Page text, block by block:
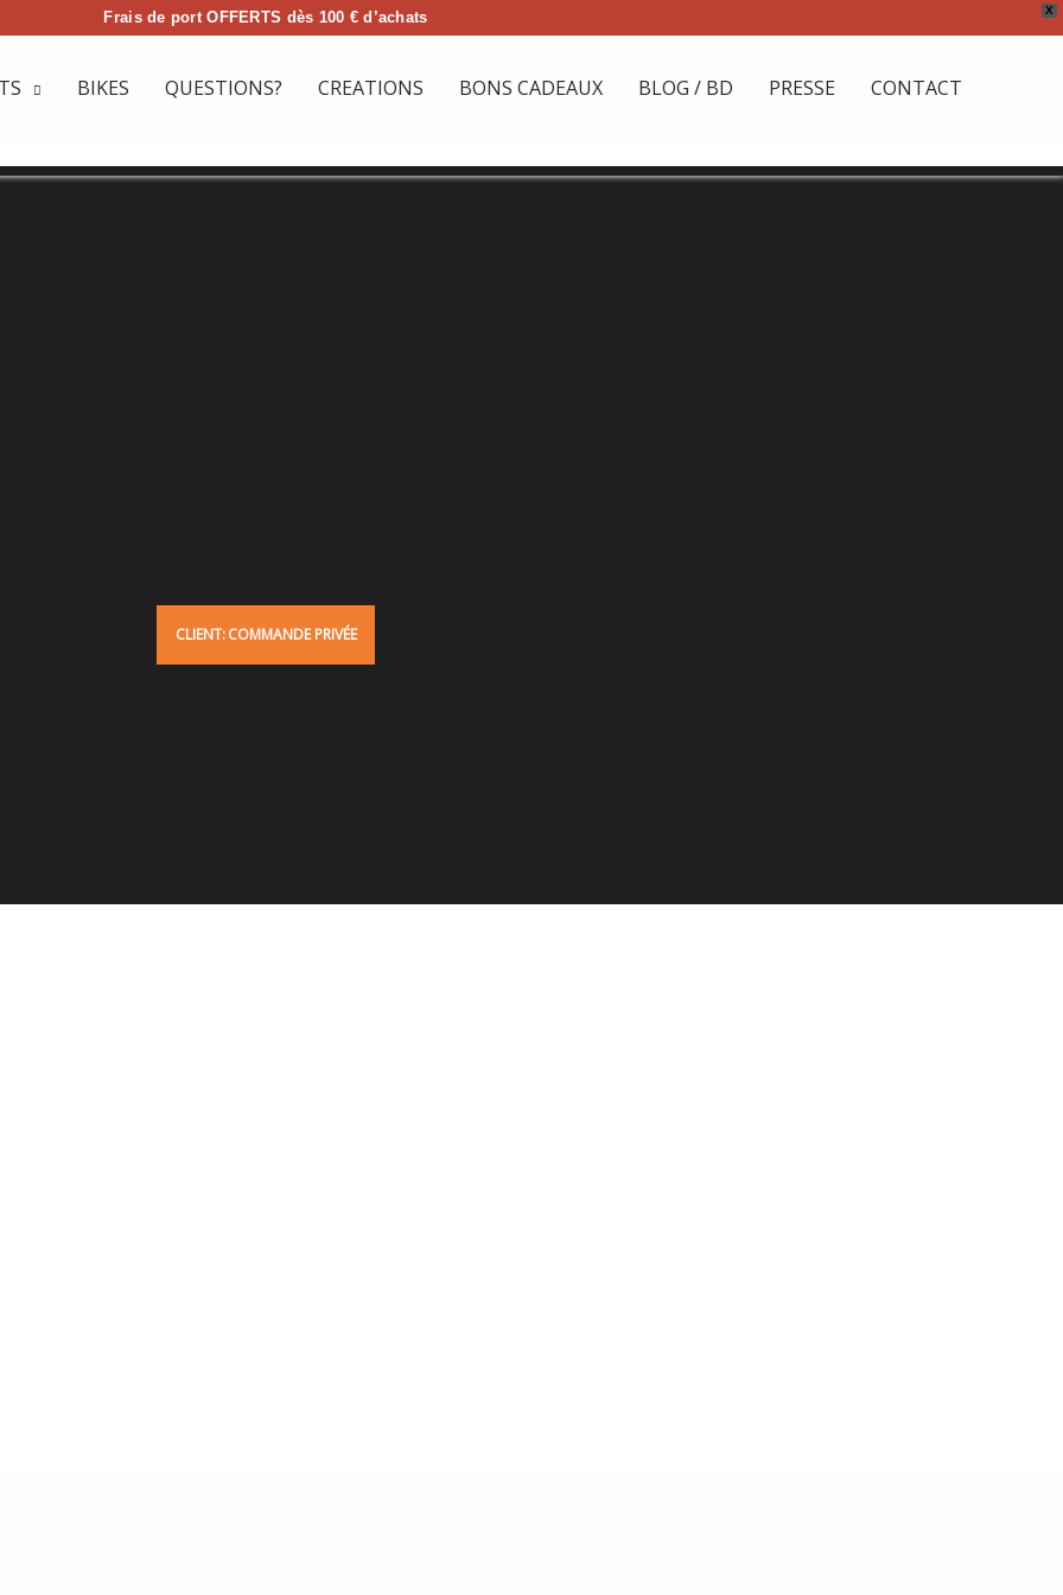
X
Frais de port OFFERTS dès 100 € d’achats
BIKES QUESTIONS? CREATIONS BONS CADEAUX BLOG / BD PRESSE CONTACT
CLIENT: COMMANDE PRIVÉE